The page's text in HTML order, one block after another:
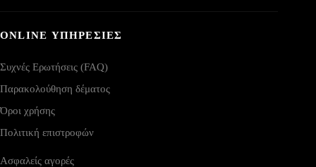
ONLINE ΥΠΗΡΕΣΙΕΣ
Συχνές Ερωτήσεις (FAQ)
Παρακολούθηση δέματος
Όροι χρήσης
Πολιτική επιστροφών
Ασφαλείς αγορές